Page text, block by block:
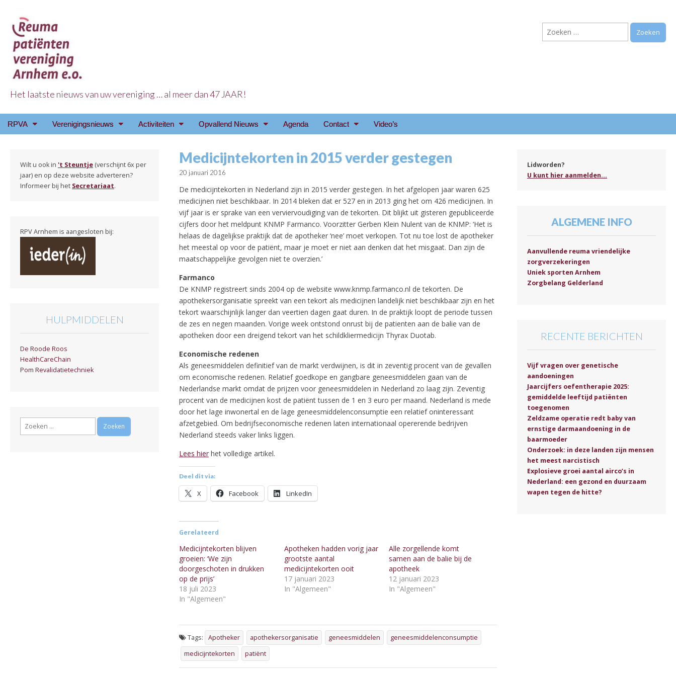
Reuma Patienten Vereniging Arnhem e.o.
Het laatste nieuws van uw vereniging … al meer dan 47 JAAR!
Zoeken
naar:
Main
Skip
RPVA Verenigingsnieuws Activiteiten Opvallend Nieuws Agenda Contact Video’s
Medicijntekorten in 2015 verder gestegen
20 januari 2016
De medicijntekorten in Nederland zijn in 2015 verder gestegen. In het afgelopen jaar waren 625
medicijnen niet beschikbaar. In 2014 bleken dat er 527 en in 2013 ging het om 426 medicijnen. In
vijf jaar is er sprake van een verviervoudiging van de tekorten. Dit blijkt uit gisteren gepubliceerde
cijfers door het meldpunt KNMP Farmanco. Voorzitter Gerben Klein Nulent van de KNMP: ‘Het is
helaas de dagelijkse praktijk dat de apotheker ‘nee’ moet verkopen. Tot nu toe lost de apotheker
het meestal op voor de patiënt, maar je moet er niet aan denken dat het misgaat. Dan zijn de
maatschappelijke gevolgen niet te overzien.’
Farmanco
De KNMP registreert sinds 2004 op de website www.knmp.farmanco.nl de tekorten. De
apothekersorganisatie spreekt van een tekort als medicijnen landelijk niet beschikbaar zijn en het
tekort waarschijnlijk langer dan veertien dagen gaat duren. In de praktijk loopt de periode tussen
de zes en negen maanden. Vorige week ontstond onrust bij de patienten aan de balie van de
apotheken door een dreigend tekort van het schildkliermedicijn Thyrax Duotab.
Economische redenen
Als geneesmiddelen definitief van de markt verdwijnen, is dit in zeventig procent van de gevallen
om economische redenen. Relatief goedkope en gangbare geneesmiddelen gaan van de
Nederlandse markt omdat de prijzen voor geneesmiddelen in Nederland zo laag zijn. Zeventig
procent van de medicijnen kost de patiënt tussen de 1 en 3 euro per maand. Nederland is mede
door het lage inwonertal en de lage geneesmiddelenconsumptie een relatief oninteressant
afzetgebied. Om bedrijfseconomische redenen laten internationaal opererende bedrijven
Nederland steeds vaker links liggen.
Lees hier het volledige artikel.
Deel dit via:
X Facebook LinkedIn
Gerelateerd
Medicijntekorten blijven
groeien: ‘We zijn
doorgeschoten in drukken
op de prijs’
18 juli 2023
In "Algemeen"
Apotheken hadden vorig jaar
grootste aantal
medicijntekorten ooit
17 januari 2023
In "Algemeen"
Alle zorgellende komt
samen aan de balie bij de
apotheek
12 januari 2023
In "Algemeen"
Tags: Apotheker apothekersorganisatie geneesmiddelen
geneesmiddelenconsumptie
medicijntekorten
patiënt
Wilt u ook in 't Steuntje (verschijnt 6x per
jaar) en op deze website adverteren?
Informeer bij het Secretariaat.
RPV Arnhem is aangesloten bij:
HULPMIDDELEN
De Roode Roos
HealthCareChain
Pom Revalidatietechniek
Zoeken
Lidworden?
U kunt hier aanmelden...
ALGEMENE INFO
Aanvullende reuma vriendelijke
zorgverzekeringen
Uniek sporten Arnhem
Zorgbelang Gelderland
RECENTE BERICHTEN
Vijf vragen over genetische
aandoeningen
Jaarcijfers oefentherapie 2025:
gemiddelde leeftijd patiënten
toegenomen
Zeldzame operatie redt baby van
ernstige darmaandoening in de
baarmoeder
Onderzoek: in deze landen zijn mensen
het meest narcistisch
Explosieve groei aantal airco’s in
Nederland: een gezond en duurzaam
wapen tegen de hitte?